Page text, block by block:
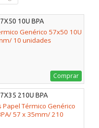
10U BPA
Genérico 57x50 10U
10 unidades
Comprar
210U BPA
Papel Térmico Genérico
57 x 35mm/ 210